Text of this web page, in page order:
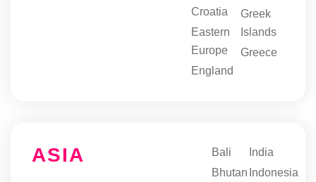
Croatia
Eastern
Europe
England
Greek
Islands
Greece
ASIA
Bali
Bhutan
India
Indonesia